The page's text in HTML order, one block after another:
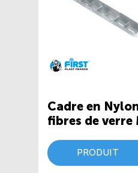
Cadre en
fibres de
PRODUIT